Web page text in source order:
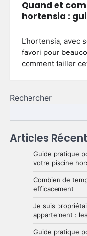
Quand et
hortensia :
L’hortensia, avec
favori pour
comment tailler
Rechercher
Articles
Guide pratique
votre piscine
Combien de
efficacement
Je suis
appartement :
Guide pratique